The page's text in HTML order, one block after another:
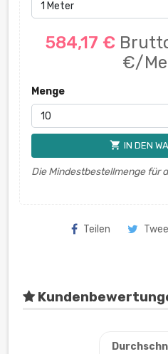
584,17 €
€/
Menge
shopping_cart IN DEN
Die Mindestbestellmenge für
Teilen